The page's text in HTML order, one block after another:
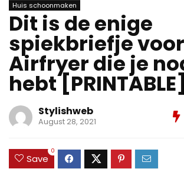
Huis schoonmaken
Dit is de enige
spiekbriefje
Airfryer die je
hebt [PRINTABLE]
Stylishweb
August 28, 2021
Save
0